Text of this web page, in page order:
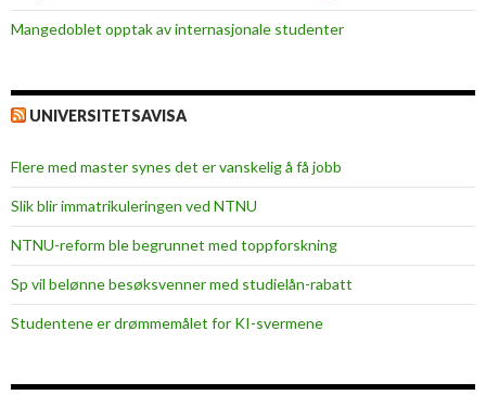
Mangedoblet opptak av internasjonale studenter
UNIVERSITETSAVISA
Flere med master synes det er vanskelig å få jobb
Slik blir immatrikuleringen ved NTNU
NTNU-reform ble begrunnet med toppforskning
Sp vil belønne besøksvenner med studielån-rabatt
Studentene er drømmemålet for KI-svermene